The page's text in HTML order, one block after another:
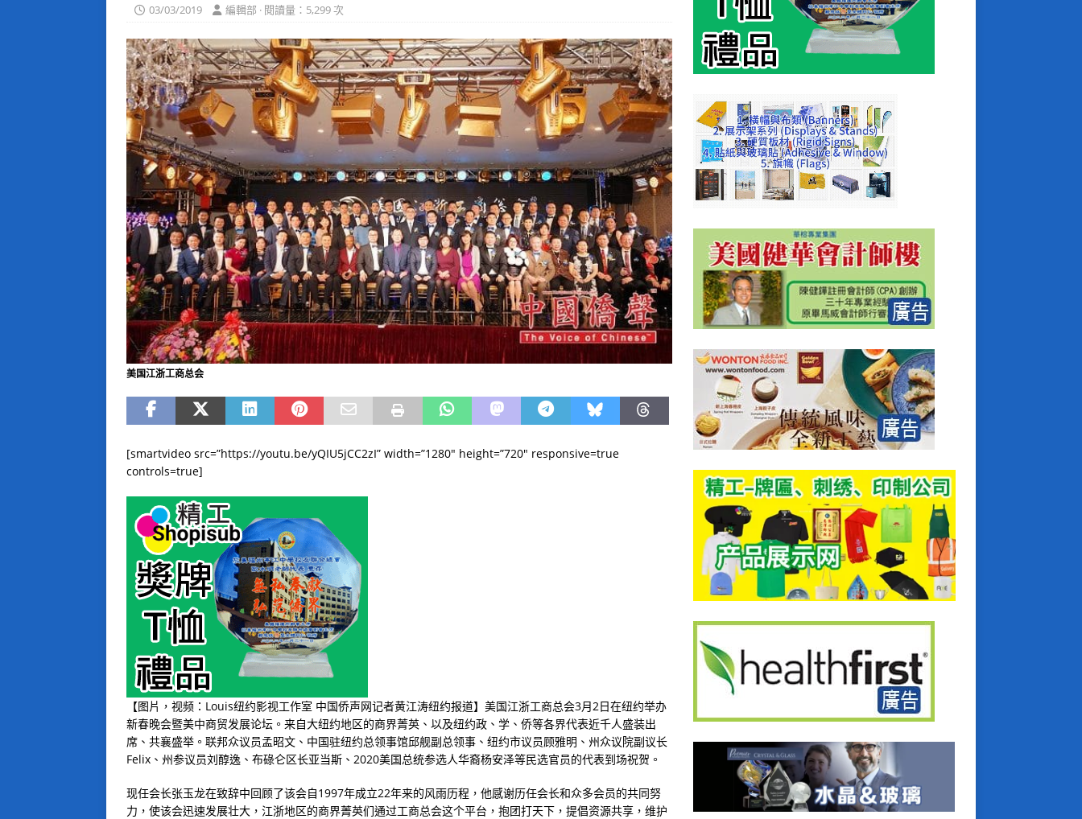
03/03/2019 編輯部 · 閱讀量：5,299 次
美国江浙工商总会
[smartvideo src=”https://youtu.be/yQIU5jCC2zI” width=”1280″ height=”720″ responsive=true
controls=true]
【图片，视频：Louis纽约影视工作室 中国侨声网记者黄江涛纽约报道】美国江浙工商总会3月2日在纽约举办
新春晚会暨美中商贸发展论坛。来自大纽约地区的商界菁英、以及纽约政、学、侨等各界代表近千人盛装出
席、共襄盛举。联邦众议员孟昭文、中国驻纽约总领事馆邱舰副总领事、纽约市议员顾雅明、州众议院副议长
Felix、州参议员刘醇逸、布碌仑区长亚当斯、2020美国总统参选人华裔杨安泽等民选官员的代表到场祝贺。
现任会长张玉龙在致辞中回顾了该会自1997年成立22年来的风雨历程，他感谢历任会长和众多会员的共同努
力，使该会迅速发展壮大，江浙地区的商界菁英们通过工商总会这个平台，抱团打天下，提倡资源共享，维护